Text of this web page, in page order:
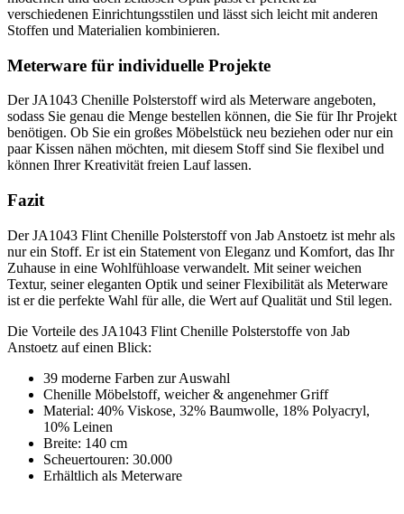
verschiedenen Einrichtungsstilen und lässt sich leicht mit anderen
Stoffen und Materialien kombinieren.
Meterware für individuelle Projekte
Der JA1043 Chenille Polsterstoff wird als Meterware angeboten,
sodass Sie genau die Menge bestellen können, die Sie für Ihr Projekt
benötigen. Ob Sie ein großes Möbelstück neu beziehen oder nur ein
paar Kissen nähen möchten, mit diesem Stoff sind Sie flexibel und
können Ihrer Kreativität freien Lauf lassen.
Fazit
Der JA1043 Flint Chenille Polsterstoff von Jab Anstoetz ist mehr als
nur ein Stoff. Er ist ein Statement von Eleganz und Komfort, das Ihr
Zuhause in eine Wohlfühloase verwandelt. Mit seiner weichen
Textur, seiner eleganten Optik und seiner Flexibilität als Meterware
ist er die perfekte Wahl für alle, die Wert auf Qualität und Stil legen.
Die Vorteile des JA1043 Flint Chenille Polsterstoffe von Jab
Anstoetz auf einen Blick:
39 moderne Farben zur Auswahl
Chenille Möbelstoff, weicher & angenehmer Griff
Material: 40% Viskose, 32% Baumwolle, 18% Polyacryl,
10% Leinen
Breite: 140 cm
Scheuertouren: 30.000
Erhältlich als Meterware